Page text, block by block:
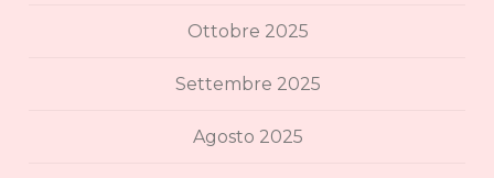
Ottobre 2025
Settembre 2025
Agosto 2025